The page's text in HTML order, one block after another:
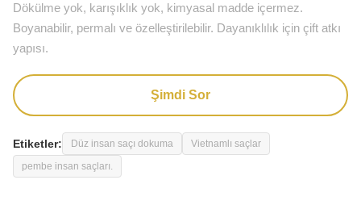
Dökülme yok, karışıklık yok, kimyasal madde içermez.
Boyanabilir, permalı ve özelleştirilebilir. Dayanıklılık için çift atkı
yapısı.
Şimdi Sor
Etiketler: Düz insan saçı dokuma
Vietnamlı saçlar
pembe insan saçları.